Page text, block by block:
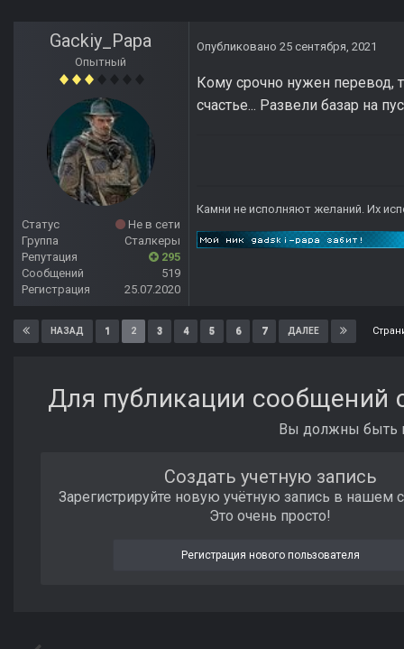
Gackiy_Papa
Опытный
Статус
Не в сети
Группа
Сталкеры
Репутация
295
Сообщений
519
Регистрация
25.07.2020
Опубликовано 25 сентября, 2021
Кому срочно нужен перевод,
счастье... Развели базар на
Камни не исполняют желаний. Их
НАЗАД 1 2 3 4 5 6 7 ДАЛЕЕ
Для публикации сообщений
Вы должны быть
Создать учетную запись
Зарегистрируйте новую учётную запись в нашем
Это очень просто!
Регистрация нового пользователя